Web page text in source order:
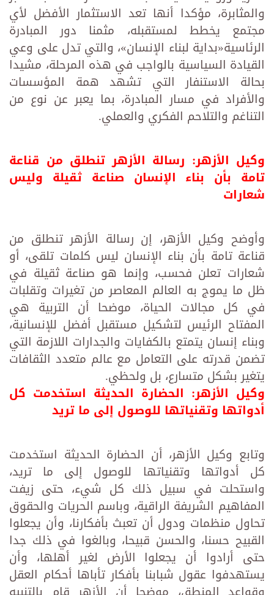
والمثابرة، مؤكدا أنها تعد الاستثمار الأفضل لأي
مجتمع يخطط لمستقبله، مثمنا دور المبادرة
الرئاسية«بداية لبناء الإنسان»، والتي تدل على وعي
القيادة السياسية بالواجب في هذه المرحلة، مشيدا
بحالة الاستنفار التي تشهد همة المؤسسات
والأفراد في مسار المبادرة، بما يعبر عن نوع من
التناغم والتلاحم الفكري والعملي.
وكيل الأزهر: رسالة الأزهر تنطلق من قناعة
تامة بأن بناء الإنسان صناعة ثقيلة وليس
شعارات
وأوضح وكيل الأزهر، إن رسالة الأزهر تنطلق من
قناعة تامة بأن بناء الإنسان ليس كلمات تلقى، أو
شعارات تعلن فحسب، وإنما هو صناعة ثقيلة في
ظل ما يموج به العالم المعاصر من تغيرات وتقلبات
في كل مجالات الحياة، موضحا أن التربية هي
المفتاح الرئيس لتشكيل مستقبل أفضل للإنسانية،
وبناء إنسان يتمتع بالكفايات والجدارات اللازمة التي
تضمن قدرته على التعامل مع عالم متعدد الثقافات
يتغير بشكل متسارع، بل ولحظي.
وكيل الأزهر: الحضارة الحديثة استخدمت كل
أدواتها وتقنياتها للوصول إلى ما تريد
وتابع وكيل الأزهر، أن الحضارة الحديثة استخدمت
كل أدواتها وتقنياتها للوصول إلى ما تريد،
واستحلت في سبيل ذلك كل شيء، حتى زيفت
المفاهيم الشريفة الراقية، وباسم الحريات والحقوق
تحاول منظمات ودول أن تعبث بأفكارنا، وأن يجعلوا
القبيح حسنا، والحسن قبيحا، وبالغوا في ذلك جدا
حتى أرادوا أن يجعلوا الأرض لغير أهلها، وأن
يستهدفوا عقول شبابنا بأفكار تأباها أحكام العقل